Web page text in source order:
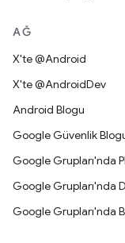
AĞ
X'te @Android
X'te @AndroidDev
Android Blogu
Google Güvenlik
Google Grupları'nda
Google Grupları'nda
Google Grupları'nda